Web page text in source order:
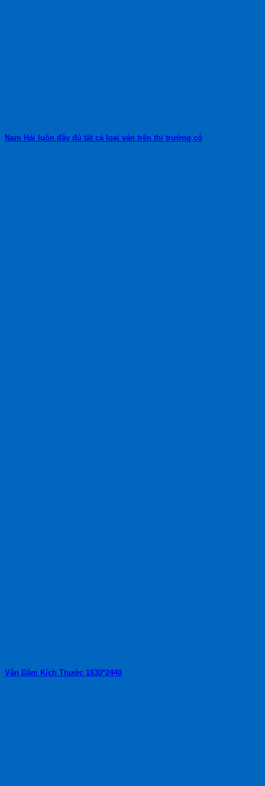
Nam Hải luôn đầy đủ tất cả loại ván trên thi trường có
Văn Dăm Kích Thước 1830*2440